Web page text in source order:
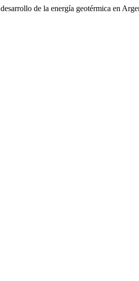
de la energía geotérmica en